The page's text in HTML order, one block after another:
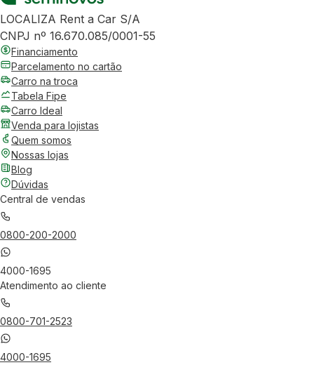
LOCALIZA Rent a Car S/A
CNPJ nº 16.670.085/0001-55
Financiamento
Parcelamento no cartão
Carro na troca
Tabela Fipe
Carro Ideal
Venda para lojistas
Quem somos
Nossas lojas
Blog
Dúvidas
Central de vendas
0800-200-2000
4000-1695
Atendimento ao cliente
0800-701-2523
4000-1695